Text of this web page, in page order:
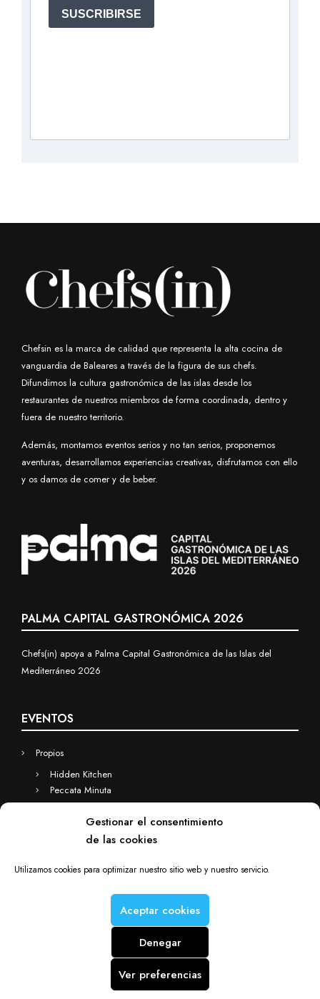
Gestionar el consentimiento
de las cookies
Utilizamos cookies para optimizar nuestro sitio web y nuestro servicio.
Aceptar cookies
Denegar
Ver preferencias
SUSCRIBIRSE
Chefsin es la marca de calidad que representa la alta cocina de
vanguardia de Baleares a través de la figura de sus chefs.
Difundimos la cultura gastronómica de las islas desde los
restaurantes de nuestros miembros de forma coordinada, dentro y
fuera de nuestro territorio.
Además, montamos eventos serios y no tan serios, proponemos
aventuras, desarrollamos experiencias creativas, disfrutamos con ello
y os damos de comer y de beber.
PALMA CAPITAL GASTRONÓMICA 2026
Chefs(in) apoya a Palma Capital Gastronómica de las Islas del
Mediterráneo 2026
EVENTOS
Propios
Hidden Kitchen
Peccata Minuta
Eventos a medida
Hidden Kitchen Business
Chefs(in) is a Deacorde brand © Copyright 2012-2025. All rights